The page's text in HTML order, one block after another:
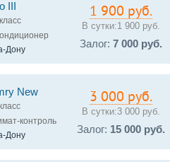
III
Дону
1 900 руб.
В сутки:1 900 руб.
Залог:7 000 руб.
New
контроль
Дону
3 000 руб.
В сутки:3 000 руб.
Залог: 15 000 руб.